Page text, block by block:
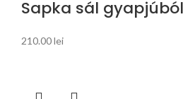
Sapka sál gyapjúból
210.00lei